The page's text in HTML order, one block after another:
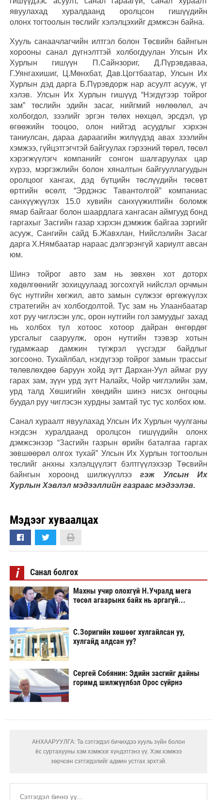
явуулахад хуралдаанд оролцсон гишүүдийн
олонх тогтоолын төслийг хэлэлцэхийг дэмжсэн байна.
Хууль санаачлагчийн илтгэл болон Төсвийн байнгын
хорооны санал дүгнэлттэй холбогдуулан Улсын Их
Хурлын гишүүн П.Сайнзориг, Д.Пүрэвдаваа,
Г.Уянгахишиг, Ц.Мөнхбат, Дав.Цогтбаатар, Улсын Их
Хурлын дэд дарга Б.Пүрэвдорж нар асуулт асууж, үг
хэлэв. Улсын Их Хурлын гишүүд “Нэгдүгээр тойрог
зам” төслийн эдийн засаг, нийгмий нөлөөлөл, ач
холбогдол, зээлийг эргэн төлөх нөхцөл, эрсдэл, үр
өгөөжийн тооцоо, олон нийтэд асуудлыг хэрхэн
таниулсан, дараа дараагийн жилүүдэд авах зээлийн
хэмжээ, гүйцэтгэгчтэй байгуулах гэрээний төрөл, төсөл
хэрэгжүүлэгч компанийг сонгон шалгаруулах цар
хүрээ, мэргэжлийн болон хяналтын байгууллагуудын
оролцоог хангах, дэд бүтцийн төслүүдийн төсөвт
өртгийн өсөлт, “Эрдэнэс Тавантолгой” компаниас
санхүүжүүлэх 15.0 хувийн санхүүжилтийн боломж
ямар байгааг болон шаардлага хангасан аймгууд бонд
гаргахыг Засгийн газар хэрхэн дэмжиж байгаа зэргийг
асууж, Сангийн сайд Б.Жавхлан, Нийслэлийн Засаг
дарга Х.Нямбаатар нараас дэлгэрэнгүй хариулт авсан
юм.
Шинэ тойрог авто зам нь зөвхөн хот доторх
хөдөлгөөнийг зохицуулаад зогсохгүй нийслэл орчмын
бүс нутгийн хөгжил, авто замын сүлжээг өргөжүүлэх
стратегийн ач холбогдолтой. Тус зам нь Улаанбаатар
хот руу чиглэсэн улс, орон нутгийн гол замуудыг захад
нь холбох тул хотоос хотоор дайран өнгөрдөг
урсгалыг сааруулж, орон нутгийн тээвэр хотын
гудамжаар дамжин түгжрэл үүсгэдэг байдлыг
зогсооно. Тухайлбал, нэгдүгээр тойрог замын трассыг
төлөвлөхдөө баруун хойд зүгт Дархан-Уул аймаг руу
гарах зам, зүүн урд зүгт Налайх, Чойр чиглэлийн зам,
урд талд Хөшигийн хөндийн шинэ нисэх онгоцны
буудал руу чиглэсэн хурдны замтай тус тус холбох юм.
Санал хураалт явуулахад Улсын Их Хурлын чуулганы
нэгдсэн хуралдаанд оролцсон гишүүдийн олонх
дэмжсэнээр “Засгийн газрын өрийн баталгаа гаргах
зөвшөөрөл олгох тухай” Улсын Их Хурлын тогтоолын
төслийг анхны хэлэлцүүлэгт бэлтгүүлэхээр Төсвийн
байнгын хороонд шилжүүллээгэж Улсын Их
Хурлын Хэвлэл мэдээллийн газраас мэдээлэв.
Мэдээг хуваалцах
i Санал болгох
Махны учир олохгүй Н.Учралд мега
төсөл агаарынх байх нь аргагүй...
С.Зоригийн хөшөөг хулгайлсан уу,
хулгайд алдсан уу?
Сергей Собянин: Эдийн засгийг дайны
горимд шилжүүлбэл Орос сүйрнэ
АНХААРУУЛГА: Та сэтгэгдэл бичихдээ хууль зүйн болон
ёс суртахууны хэм хэмжээг хүндэтгэнэ үү. Хэм хэмжээ
зөрчсөн сэтгэгдэлийг админ устгах эрхтэй.